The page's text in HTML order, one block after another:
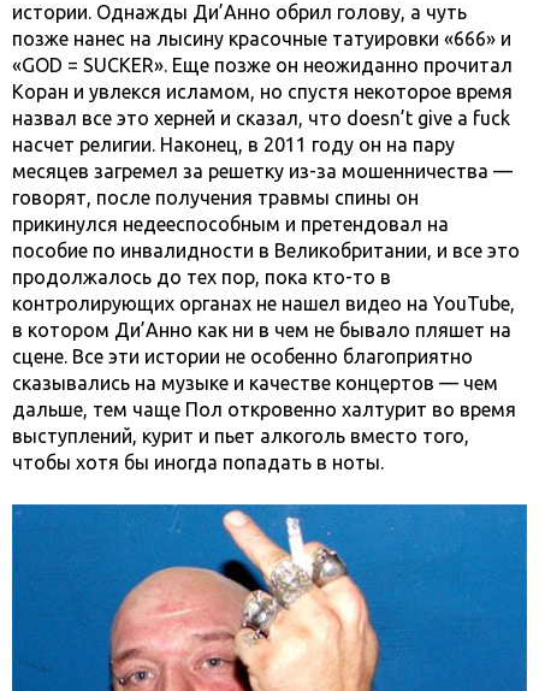
истории. Однажды Ди’Анно обрил голову, а чуть
позже нанес на лысину красочные татуировки «666» и
«GOD = SUCKER». Еще позже он неожиданно прочитал
Коран и увлекся исламом, но спустя некоторое время
назвал все это херней и сказал, что doesn’t give a fuck
насчет религии. Наконец, в 2011 году он на пару
месяцев загремел за решетку из-за мошенничества —
говорят, после получения травмы спины он
прикинулся недееспособным и претендовал на
пособие по инвалидности в Великобритании, и все это
продолжалось до тех пор, пока кто-то в
контролирующих органах не нашел видео на YouTube,
в котором Ди’Анно как ни в чем не бывало пляшет на
сцене. Все эти истории не особенно благоприятно
сказывались на музыке и качестве концертов — чем
дальше, тем чаще Пол откровенно халтурит во время
выступлений, курит и пьет алкоголь вместо того,
чтобы хотя бы иногда попадать в ноты.